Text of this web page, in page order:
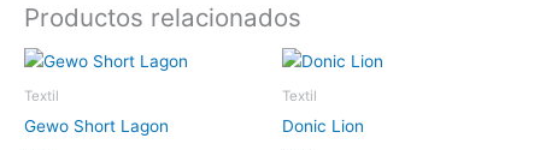
Productos relacionados
Textil
Gewo Short Lagon
Textil
Donic Lion